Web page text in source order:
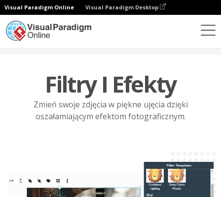
Visual Paradigm Online Visual Paradigm Desktop
Filtry I Efekty
Zmień swoje zdjęcia w piękne ujęcia dzięki
oszałamiającym efektom fotograficznym.